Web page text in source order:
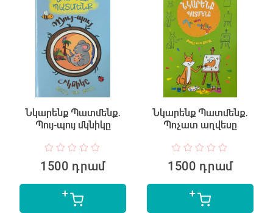
Նկարենք Պատմենք․
Պույ-պույ մկնիկը
1500 դրամ
Նկարենք Պատմենք․
Պոչատ աղվեսը
1500 դրամ